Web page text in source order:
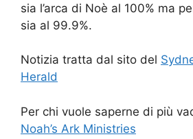
sia l’arca di Noè al 100% ma
sia al 99.9%.
Notizia tratta dal sito del
Herald
Per chi vuole saperne di più
Noah’s Ark Ministries